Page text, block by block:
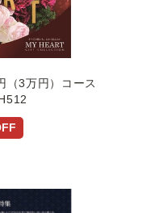
（3万円）コース